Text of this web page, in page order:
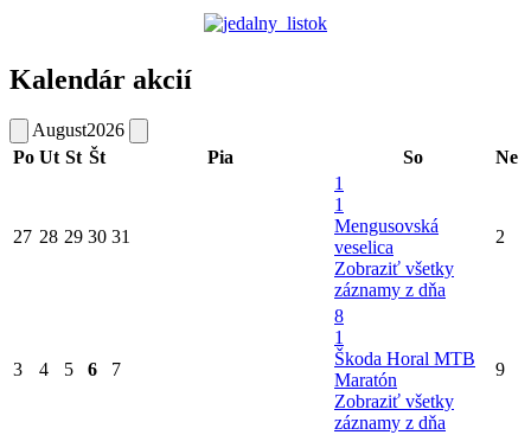
Kalendár akcií
August2026
Po Ut St Št Pia So Ne
27 28 29 30 31
1
1
Mengusovská
veselica
Zobraziť všetky
záznamy z dňa
2
3 4 5 6 7
8
1
Škoda Horal MTB
Maratón
Zobraziť všetky
záznamy z dňa
9